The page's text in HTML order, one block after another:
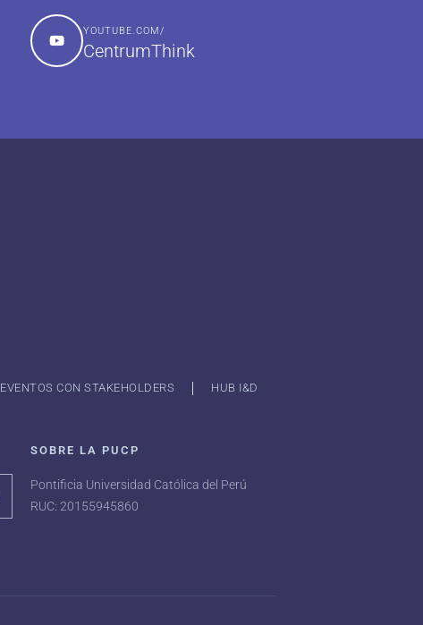
YOUTUBE.COM/
CentrumThink
EVENTOS CON STAKEHOLDERS HUB I&D
SOBRE LA PUCP
Pontificia Universidad Católica del Perú
RUC: 20155945860